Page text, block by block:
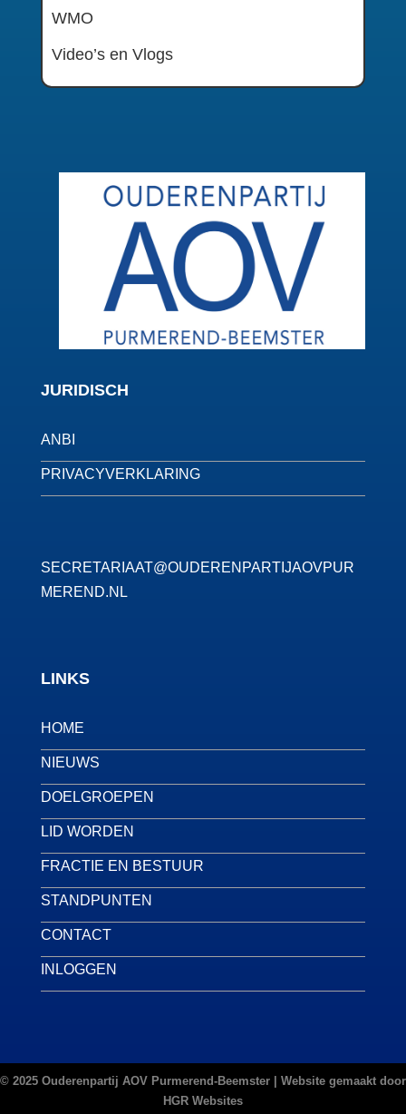
WMO
Video’s en Vlogs
JURIDISCH
ANBI
PRIVACYVERKLARING
SECRETARIAAT@OUDERENPARTIJAOVPUR
MEREND.NL
LINKS
HOME
NIEUWS
DOELGROEPEN
LID WORDEN
FRACTIE EN BESTUUR
STANDPUNTEN
CONTACT
INLOGGEN
© 2025 Ouderenpartij AOV Purmerend-Beemster | Website gemaakt door
HGR Websites